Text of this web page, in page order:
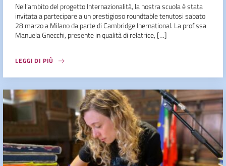
Nell’ambito del progetto Internazionalità, la nostra scuola è stata
invitata a partecipare a un prestigioso roundtable tenutosi sabato
28 marzo a Milano da parte di Cambridge Inernational. La prof.ssa
Manuela Gnecchi, presente in qualità di relatrice, […]
LEGGI DI PIÙ